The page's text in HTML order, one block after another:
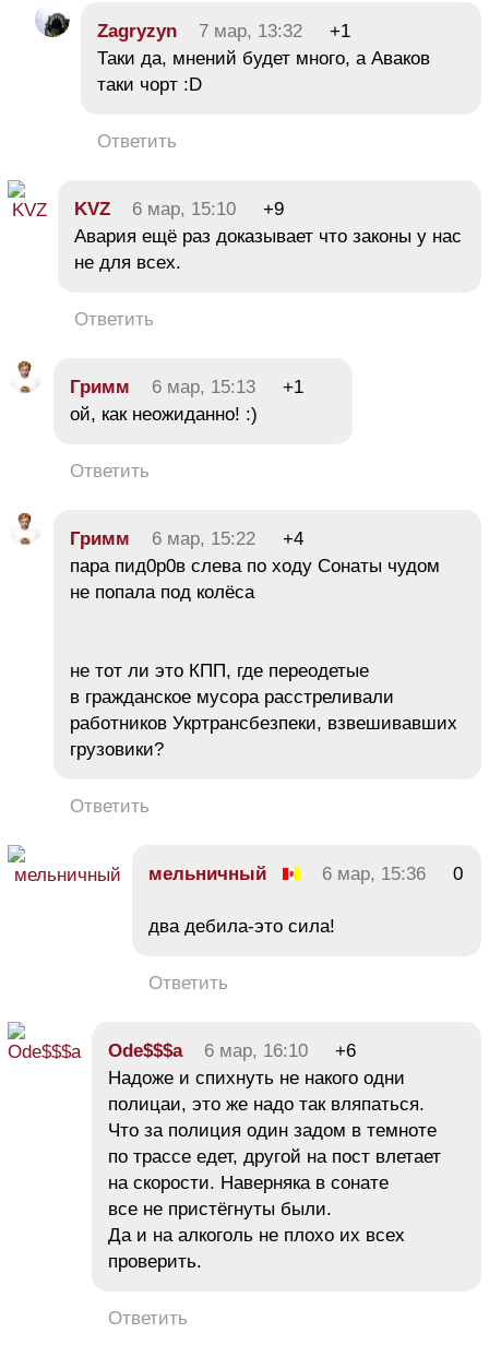
Zagryzyn 7 мар, 13:32
+1
Таки да, мнений будет много, а Аваков
таки чорт :D
Ответить
KVZ 6 мар, 15:10
+9
Авария ещё раз доказывает что законы у нас
не для всех.
Ответить
Гримм 6 мар, 15:13
+1
ой, как неожиданно! :)
Ответить
Гримм 6 мар, 15:22
+4
пара пид0р0в слева по ходу Сонаты чудом
не попала под колёса
не тот ли это КПП, где переодетые
в гражданское мусора расстреливали
работников Укртрансбезпеки, взвешивавших
грузовики?
Ответить
мельничный 6 мар, 15:36 0
два дебила-это сила!
Ответить
Ode$$$a 6 мар, 16:10
+6
Надоже и спихнуть не накого одни
полицаи, это же надо так вляпаться.
Что за полиция один задом в темноте
по трассе едет, другой на пост влетает
на скорости. Наверняка в сонате
все не пристёгнуты были.
Да и на алкоголь не плохо их всех
проверить.
Ответить